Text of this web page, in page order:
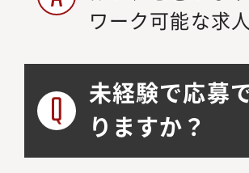
ワーク可能な求
未経験で応募
りますか？